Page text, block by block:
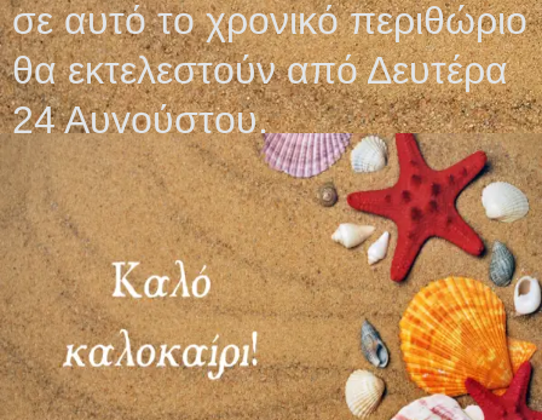
Ωράριο λειτουργίας
ΕΙΔΙΚΟ ΘΕΡΙΝΟ ΩΡΑΡΙΟ
ΔΕΥ-ΠΑΡ: 09:00-14:30
ΣΑΒ – ΚΥΡ: ΚΛΕΙΣΤΑ
Χρήσιμα Links
Όροι Χρήσης
σε αυτό το χρονικό περιθώριο
θα εκτελεστούν από Δευτέρα
24 Αυγούστου.